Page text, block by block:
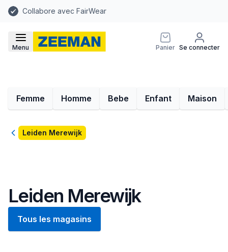
Collabore avec FairWear
Menu Panier Se connecter
Femme Homme Bebe Enfant Maison
RetourLeiden Merewijk
Leiden Merewijk
Tous les magasins